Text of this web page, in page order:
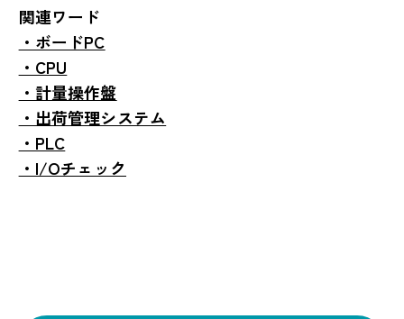
関連ワード
・ボードPC
・CPU
・計量操作盤
・出荷管理システム
・PLC
・I/Oチェック